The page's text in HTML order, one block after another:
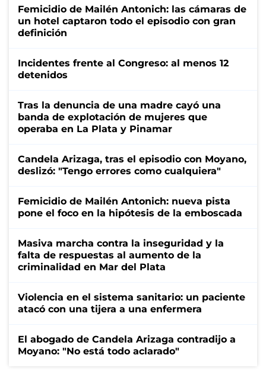
Femicidio de Mailén Antonich: las cámaras de
un hotel captaron todo el episodio con gran
definición
Incidentes frente al Congreso: al menos 12
detenidos
Tras la denuncia de una madre cayó una
banda de explotación de mujeres que
operaba en La Plata y Pinamar
Candela Arizaga, tras el episodio con Moyano,
deslizó: "Tengo errores como cualquiera"
Femicidio de Mailén Antonich: nueva pista
pone el foco en la hipótesis de la emboscada
Masiva marcha contra la inseguridad y la
falta de respuestas al aumento de la
criminalidad en Mar del Plata
Violencia en el sistema sanitario: un paciente
atacó con una tijera a una enfermera
El abogado de Candela Arizaga contradijo a
Moyano: "No está todo aclarado"